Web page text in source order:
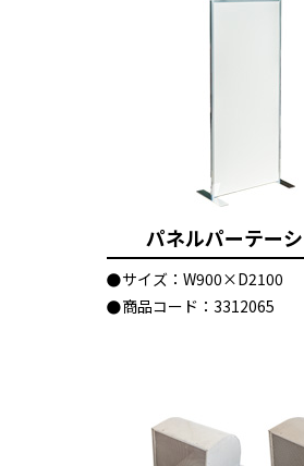
パネルパーテー
サイズ：W900×D2100
商品コード：3312065